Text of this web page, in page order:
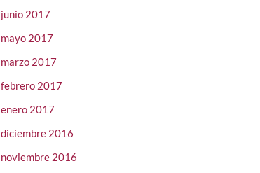
junio 2017
mayo 2017
marzo 2017
febrero 2017
enero 2017
diciembre 2016
noviembre 2016